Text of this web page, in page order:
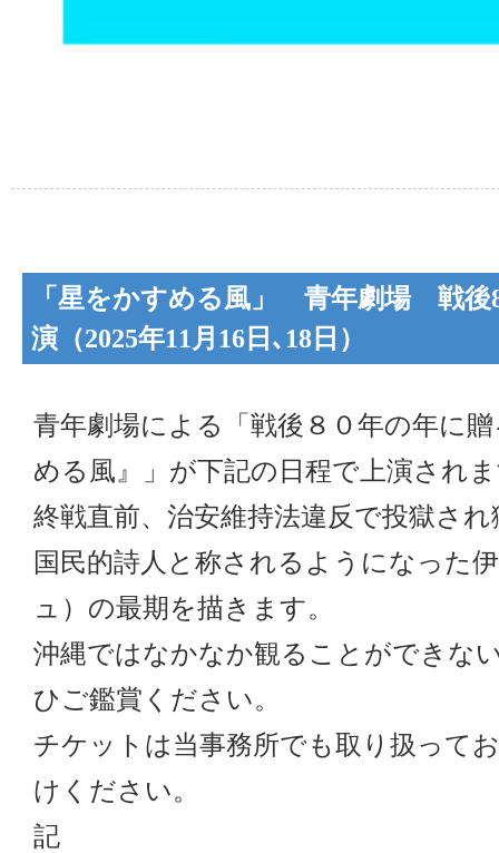
「星をかすめる風」 青年劇場 戦後
演（2025年11月16日､18日）
青年劇場による「戦後８０年の年に
める風』」が下記の日程で上演され
終戦直前、治安維持法違反で投獄さ
国民的詩人と称されるようになった
ュ）の最期を描きます。
沖縄ではなかなか観ることができな
ひご鑑賞ください。
チケットは当事務所でも取り扱って
けください。
記